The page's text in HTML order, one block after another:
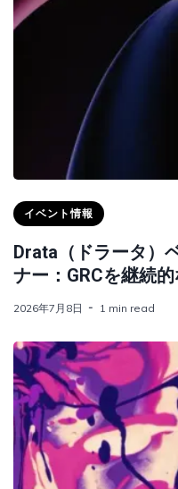
イベント情報
Drata（ドラータ）
ナー：GRCを継続
2026年7月8日 1 min read